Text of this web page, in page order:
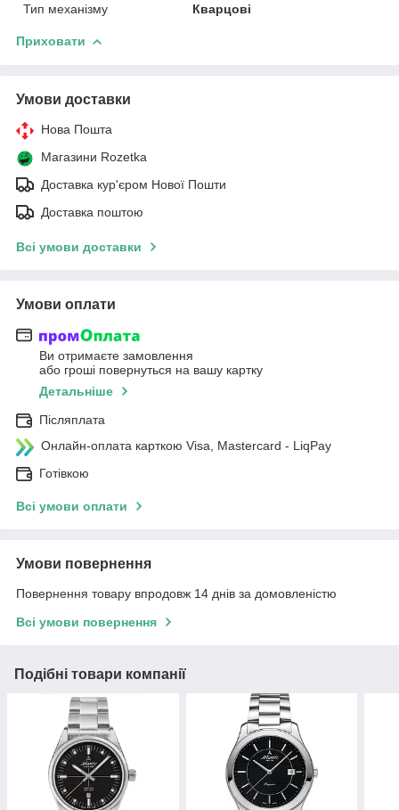
Тип механізму
Кварцові
Приховати
Умови доставки
Нова Пошта
Магазини Rozetka
Доставка кур'єром Нової Пошти
Доставка поштою
Всі умови доставки
Умови оплати
Ви отримаєте замовлення
або гроші повернуться на вашу картку
Детальніше
Післяплата
Онлайн-оплата карткою Visa, Mastercard - LiqPay
Готівкою
Всі умови оплати
Умови повернення
Повернення товару впродовж 14 днів за домовленістю
Всі умови повернення
Подібні товари компанії